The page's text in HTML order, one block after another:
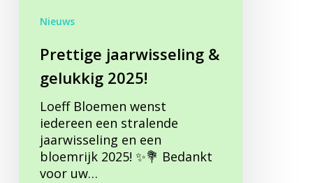
Nieuws
Prettige jaarwisseling &
gelukkig 2025!
Loeff Bloemen wenst
iedereen een stralende
jaarwisseling en een
bloemrijk 2025! ✨💐 Bedankt
voor uw…